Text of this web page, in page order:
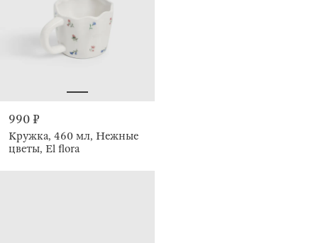
990 ₽
Кружка, 460 мл, Нежные
цветы, El flora